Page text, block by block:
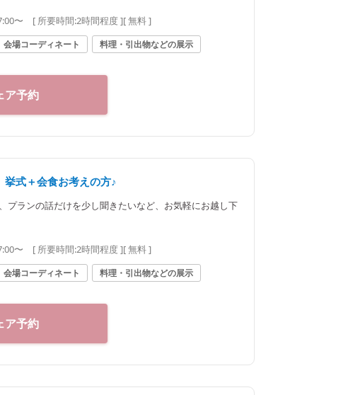
〜 [ 所要時間:2時間程度][ 無料 ]
会場コーディネート 料理・引出物などの展示
ア予約
挙式＋会食お考えの方♪
プランの話だけを少し聞きたいなど、お気軽にお越し下
〜 [ 所要時間:2時間程度][ 無料 ]
会場コーディネート 料理・引出物などの展示
ア予約